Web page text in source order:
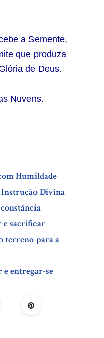
a Semente,
que produza
de Deus.
Nuvens.
Humildade
Divina
e sacrificar
terreno para a
entregar-se